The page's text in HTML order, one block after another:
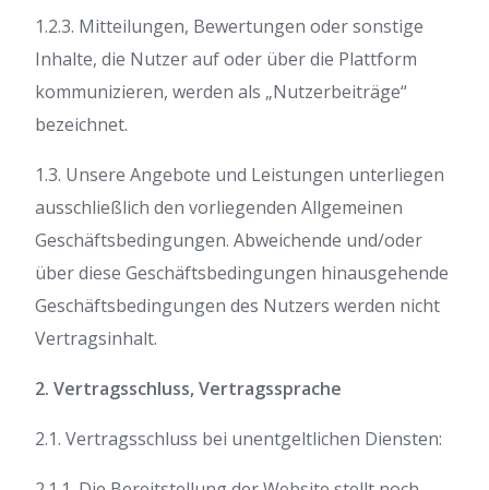
1.2.3. Mitteilungen, Bewertungen oder sonstige
Inhalte, die Nutzer auf oder über die Plattform
kommunizieren, werden als „Nutzerbeiträge“
bezeichnet.
1.3. Unsere Angebote und Leistungen unterliegen
ausschließlich den vorliegenden Allgemeinen
Geschäftsbedingungen. Abweichende und/oder
über diese Geschäftsbedingungen hinausgehende
Geschäftsbedingungen des Nutzers werden nicht
Vertragsinhalt.
2. Vertragsschluss, Vertragssprache
2.1. Vertragsschluss bei unentgeltlichen Diensten: